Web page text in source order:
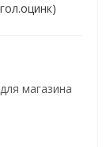
магазина